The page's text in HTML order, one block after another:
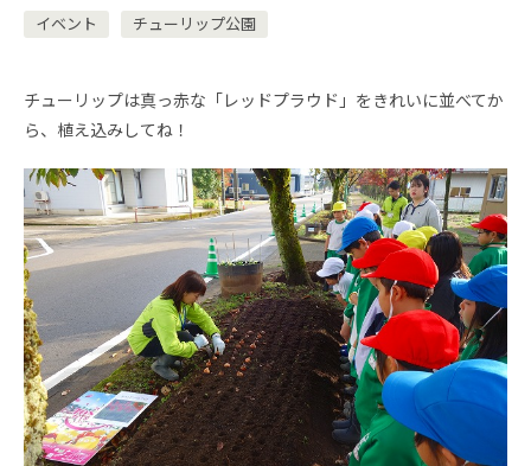
イベント
チューリップ公園
チューリップは真っ赤な「レッドプラウド」をきれいに並べてか
ら、植え込みしてね！